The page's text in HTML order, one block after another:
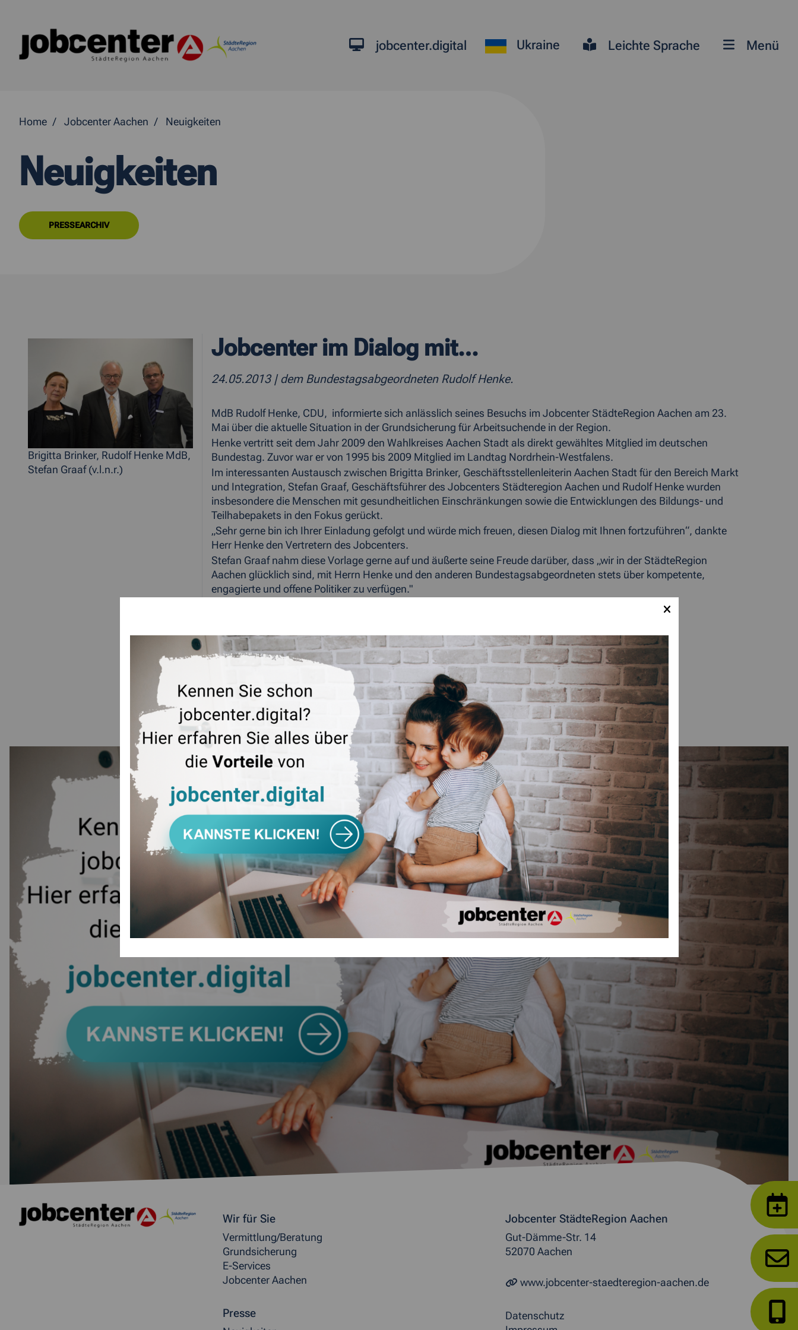
jobcenter.digital Ukraine Leichte Sprache Menü
Home Jobcenter Aachen Neuigkeiten
Neuigkeiten
PRESSEARCHIV
Jobcenter im Dialog mit…
24.05.2013 | dem Bundestagsabgeordneten Rudolf Henke.
MdB Rudolf Henke, CDU, informierte sich anlässlich seines Besuchs im Jobcenter StädteRegion Aachen am 23.
Mai über die aktuelle Situation in der Grundsicherung für Arbeitsuchende in der Region.
Henke vertritt seit dem Jahr 2009 den Wahlkreises Aachen Stadt als direkt gewähltes Mitglied im deutschen
Bundestag. Zuvor war er von 1995 bis 2009 Mitglied im Landtag Nordrhein-Westfalens.
Im interessanten Austausch zwischen Brigitta Brinker, Geschäftsstellenleiterin Aachen Stadt für den Bereich Markt
und Integration, Stefan Graaf, Geschäftsführer des Jobcenters Städteregion Aachen und Rudolf Henke wurden
insbesondere die Menschen mit gesundheitlichen Einschränkungen sowie die Entwicklungen des Bildungs- und
Teilhabepakets in den Fokus gerückt.
„Sehr gerne bin ich Ihrer Einladung gefolgt und würde mich freuen, diesen Dialog mit Ihnen fortzuführen“, dankte
Herr Henke den Vertretern des Jobcenters.
Stefan Graaf nahm diese Vorlage gerne auf und äußerte seine Freude darüber, dass „wir in der StädteRegion
Aachen glücklich sind, mit Herrn Henke und den anderen Bundestagsabgeordneten stets über kompetente,
engagierte und offene Politiker zu verfügen."
Brigitta Brinker, Rudolf Henke MdB,
Stefan Graaf (v.l.n.r.)
Weitere allgemeine Informationen
Wir für Sie
Vermittlung/Beratung
Grundsicherung
E-Services
Jobcenter Aachen
Presse
Jobcenter StädteRegion Aachen
Gut-Dämme-Str. 14
52070 Aachen
www.jobcenter-staedteregion-aachen.de
Datenschutz